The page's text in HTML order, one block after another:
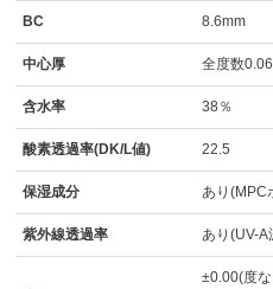
BC 8.6mm
中心厚 全度数
含水率 38％
酸素透過率(DK/L値) 22.5
保湿成分 あり(MPC
紫外線透過率 あり(UV-
±0.00(度